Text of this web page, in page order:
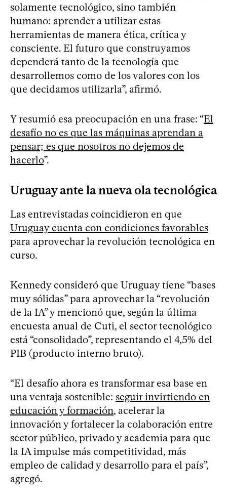
solamente tecnológico, sino también
humano: aprender a utilizar estas
herramientas de manera ética, crítica y
consciente. El futuro que construyamos
dependerá tanto de la tecnología que
desarrollemos como de los valores con los
que decidamos utilizarla”, afirmó.
Y resumió esa preocupación en una frase: “El
desafío no es que las máquinas aprendan a
pensar; es que nosotros no dejemos de
hacerlo”.
Uruguay ante la nueva ola tecnológica
Las entrevistadas coincidieron en que
Uruguay cuenta con condiciones favorables
para aprovechar la revolución tecnológica en
curso.
Kennedy consideró que Uruguay tiene “bases
muy sólidas” para aprovechar la “revolución
de la IA” y mencionó que, según la última
encuesta anual de Cuti, el sector tecnológico
está “consolidado”, representando el 4,5% del
PIB (producto interno bruto).
“El desafío ahora es transformar esa base en
una ventaja sostenible: seguir invirtiendo en
educación y formación, acelerar la
innovación y fortalecer la colaboración entre
sector público, privado y academia para que
la IA impulse más competitividad, más
empleo de calidad y desarrollo para el país”,
agregó.